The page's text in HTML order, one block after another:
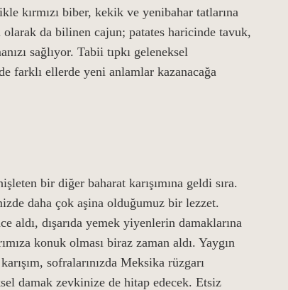
kırmızı biber, kekik ve yenibahar tatlarına
olarak da bilinen cajun; patates haricinde tavuk,
sağlıyor. Tabii tıpkı geleneksel
farklı ellerde yeni anlamlar kazanacağa
bir diğer baharat karışımına geldi sıra.
daha çok aşina olduğumuz bir lezzet.
aldı, dışarıda yemek yiyenlerin damaklarına
konuk olması biraz zaman aldı. Yaygın
sofralarınızda Meksika rüzgarı
damak zevkinize de hitap edecek. Etsiz